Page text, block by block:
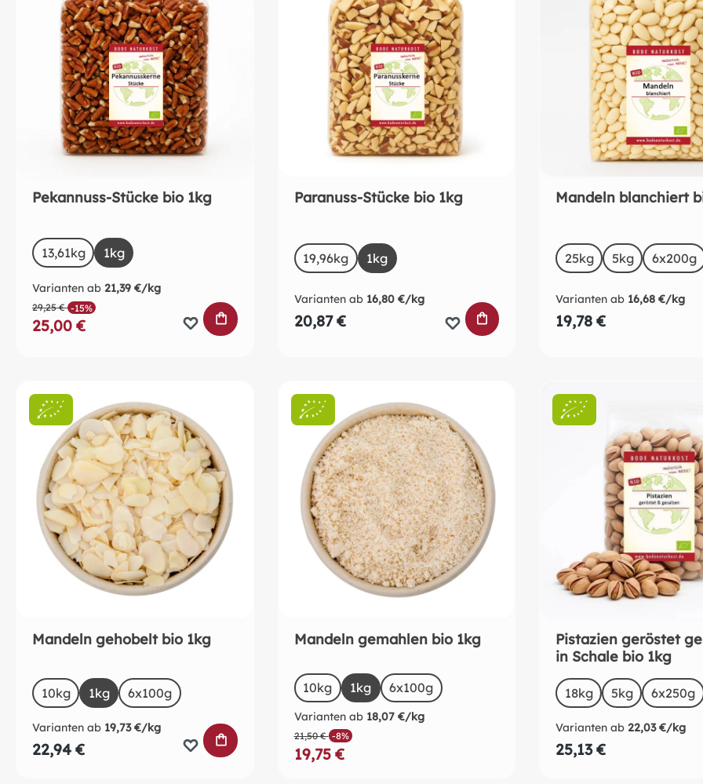
Pekannuss-Stücke bio 1kg
Sizeauswählen
13,61kg(Diese Option ist zurzeit nicht verfügbar.)
1kg
Varianten ab 21,39 €/kg
29,25 € -15%
25,00 € IN DEN WARENKORB
Paranuss-Stücke bio 1kg
Sizeauswählen
19,96kg 1kg
Varianten ab 16,80 €/kg
20,87 € IN DEN WARENKORB
Mandeln blanchiert
Sizeauswählen
25kg 5kg 6x200g
Varianten ab 16,68 €/kg
19,78 €
Mandeln gehobelt bio 1kg
Sizeauswählen
10kg 1kg 6x100g
Varianten ab 19,73 €/kg
22,94 € IN DEN WARENKORB
Mandeln gemahlen bio 1kg
Sizeauswählen
10kg 1kg(Diese Option ist zurzeit nicht verfügbar.)
6x100g
Varianten ab 18,07 €/kg
21,50 € -8%
19,75 €
Pistazien geröstet
in Schale bio 1kg
Sizeauswählen
18kg 5kg(Diese6x250g
Varianten ab 22,03 €/kg
25,13 €